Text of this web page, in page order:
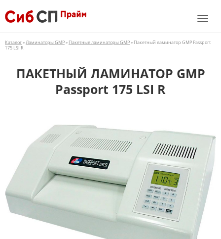
Каталог»Ламинаторы GMP» Пакетные ламинаторы GMP» Пакетный ламинатор GMP Passport
175 LSI R
ПАКЕТНЫЙ ЛАМИНАТОР GMP
Passport 175 LSI R